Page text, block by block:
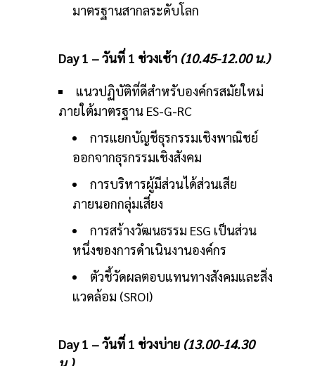
มาตรฐานสากลระดับโลก
Day 1 – วันที่ 1 ช่วงเช้า (10.45-12.00 น.)
แนวปฏิบัติที่ดีสำหรับองค์กรสมัยใหม่
ภายใต้มาตรฐาน ES-G-RC
การแยกบัญชีธุรกรรมเชิงพาณิชย์
ออกจากธุรกรรมเชิงสังคม
การบริหารผู้มีส่วนได้ส่วนเสีย
ภายนอกกลุ่มเสี่ยง
การสร้างวัฒนธรรม ESG เป็นส่วน
หนึ่งของการดำเนินงานองค์กร
ตัวชี้วัดผลตอบแทนทางสังคมและสิ่ง
แวดล้อม (SROI)
Day 1 – วันที่ 1 ช่วงบ่าย (13.00-14.30